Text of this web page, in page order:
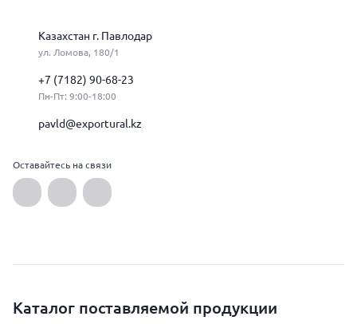
Казахстан г. Павлодар
ул. Ломова, 180/1
+7 (7182) 90-68-23
Пн-Пт: 9:00-18:00
pavld@exportural.kz
Оставайтесь на связи
Каталог поставляемой продукции